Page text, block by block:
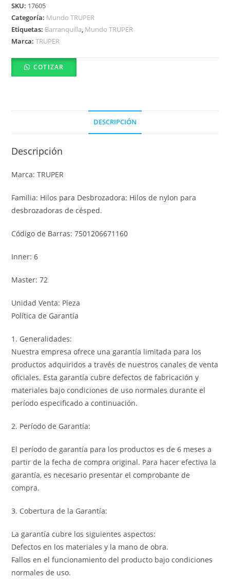
SKU: 17605
Categoría: Mundo TRUPER
Etiquetas: Barranquilla, Mundo TRUPER
Marca:TRUPER
COTIZAR
DESCRIPCIÓN
Descripción
Marca: TRUPER
Familia: Hilos para Desbrozadora: Hilos de nylon para
desbrozadoras de césped.
Código de Barras: 7501206671160
Inner: 6
Master: 72
Unidad Venta: Pieza
Política de Garantía
1. Generalidades:
Nuestra empresa ofrece una garantía limitada para los
productos adquiridos a través de nuestros canales de venta
oficiales. Esta garantía cubre defectos de fabricación y
materiales bajo condiciones de uso normales durante el
período especificado a continuación.
2. Período de Garantía:
El período de garantía para los productos es de 6 meses a
partir de la fecha de compra original. Para hacer efectiva la
garantía, es necesario presentar el comprobante de
compra.
3. Cobertura de la Garantía:
La garantía cubre los siguientes aspectos:
Defectos en los materiales y la mano de obra.
Fallos en el funcionamiento del producto bajo condiciones
normales de uso.